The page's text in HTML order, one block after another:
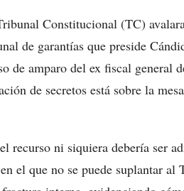
Constitucional (TC)
de garantías que preside
de amparo del ex fiscal general
de secretos está sobre la
recurso ni siquiera debería ser
el que no se puede suplantar